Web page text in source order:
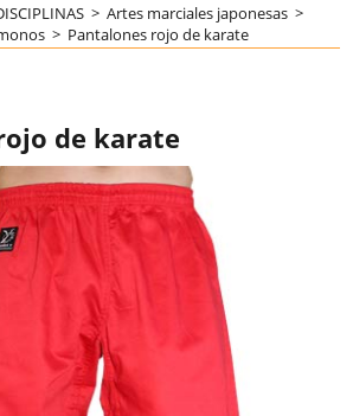
> Artes marciales japonesas >
> Pantalones rojo de karate
de karate